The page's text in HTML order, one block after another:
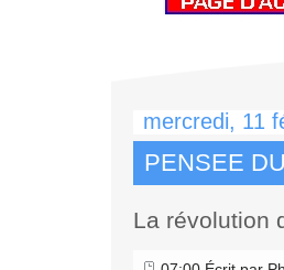
mercredi, 11
PENSEE
La révolution